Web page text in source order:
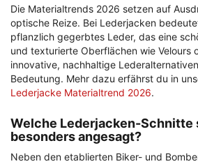
Die Materialtrends 2026 setzen auf
optische Reize. Bei Lederjacken
pflanzlich gegerbtes Leder, das eine
und texturierte Oberflächen wie Velours
innovative, nachhaltige
Bedeutung. Mehr dazu erfährst du in
Lederjacke Materialtrend 2026.
Welche Lederjacken-Schnitte
besonders angesagt?
Neben den etablierten Biker- und